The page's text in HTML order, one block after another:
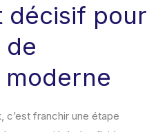
décisif pour
de
c’est franchir une étape